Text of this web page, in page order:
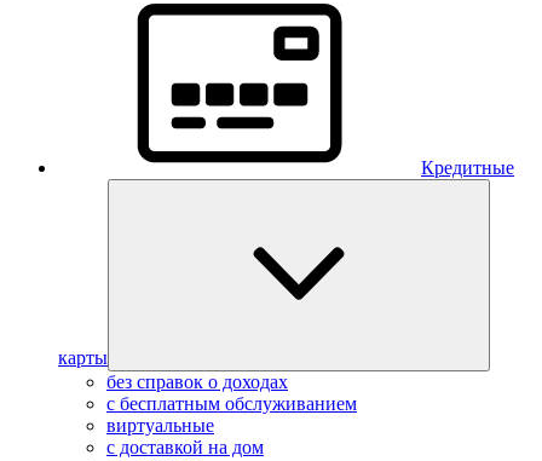
Кредитные
карты
без справок о доходах
с бесплатным обслуживанием
виртуальные
с доставкой на дом